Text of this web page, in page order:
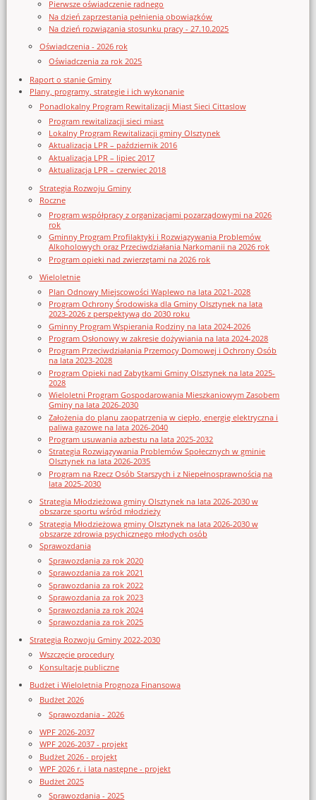
Pierwsze oświadczenie radnego
Na dzień zaprzestania pełnienia obowiązków
Na dzień rozwiązania stosunku pracy - 27.10.2025
Oświadczenia - 2026 rok
Oświadczenia za rok 2025
Raport o stanie Gminy
Plany, programy, strategie i ich wykonanie
Ponadlokalny Program Rewitalizacji Miast Sieci Cittaslow
Program rewitalizacji sieci miast
Lokalny Program Rewitalizacji gminy Olsztynek
Aktualizacja LPR – październik 2016
Aktualizacja LPR – lipiec 2017
Aktualizacja LPR – czerwiec 2018
Strategia Rozwoju Gminy
Roczne
Program współpracy z organizacjami pozarządowymi na 2026
rok
Gminny Program Profilaktyki i Rozwiązywania Problemów
Alkoholowych oraz Przeciwdziałania Narkomanii na 2026 rok
Program opieki nad zwierzętami na 2026 rok
Wieloletnie
Plan Odnowy Miejscowości Waplewo na lata 2021-2028
Program Ochrony Środowiska dla Gminy Olsztynek na lata
2023-2026 z perspektywą do 2030 roku
Gminny Program Wspierania Rodziny na lata 2024-2026
Program Osłonowy w zakresie dożywiania na lata 2024-2028
Program Przeciwdziałania Przemocy Domowej i Ochrony Osób
na lata 2023-2028
Program Opieki nad Zabytkami Gminy Olsztynek na lata 2025-
2028
Wieloletni Program Gospodarowania Mieszkaniowym Zasobem
Gminy na lata 2026-2030
Założenia do planu zaopatrzenia w ciepło, energię elektryczna i
paliwa gazowe na lata 2026-2040
Program usuwania azbestu na lata 2025-2032
Strategia Rozwiązywania Problemów Społecznych w gminie
Olsztynek na lata 2026-2035
Program na Rzecz Osób Starszych i z Niepełnosprawnością na
lata 2025-2030
Strategia Młodzieżowa gminy Olsztynek na lata 2026-2030 w
obszarze sportu wśród młodzieży
Strategia Młodzieżowa gminy Olsztynek na lata 2026-2030 w
obszarze zdrowia psychicznego młodych osób
Sprawozdania
Sprawozdania za rok 2020
Sprawozdania za rok 2021
Sprawozdania za rok 2022
Sprawozdania za rok 2023
Sprawozdania za rok 2024
Sprawozdania za rok 2025
Strategia Rozwoju Gminy 2022-2030
Wszczęcie procedury
Konsultacje publiczne
Budżet i Wieloletnia Prognoza Finansowa
Budżet 2026
Sprawozdania - 2026
WPF 2026-2037
WPF 2026-2037 - projekt
Budżet 2026 - projekt
WPF 2026 r. i lata następne - projekt
Budżet 2025
Sprawozdania - 2025